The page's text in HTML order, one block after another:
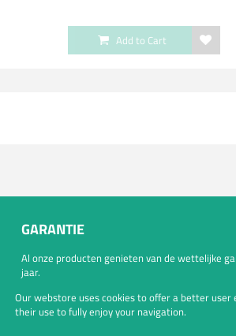
Add to Cart
GARANTIE
Al onze producten genieten van de wettelijke
jaar.
Our webstore uses cookies to offer a better
their use to fully enjoy your navigation.